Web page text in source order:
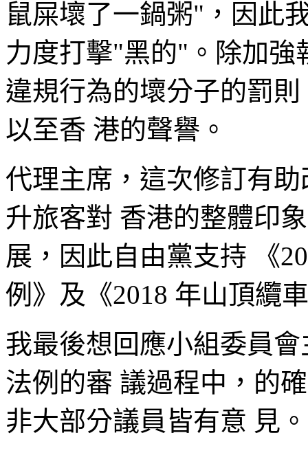
鼠屎壞了一鍋粥"，因此
力度打擊"黑的"。除加強
違規行為的壞分子的罰
以至香 港的聲譽。
代理主席，這次修訂有
升旅客對 香港的整體印
展，因此自由黨支持 《
例》及《2018 年山頂纜
我最後想回應小組委員
法例的審 議過程中，的
非大部分議員皆有意 見